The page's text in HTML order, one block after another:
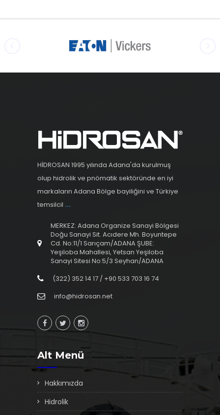
HİDROSAN 1995 yılında Adana'da kurulmuş
olup hidrolik ve pnömatik sektöründe en iyi
markaların Adana Bölge bayiliğini ve Türkiye
temsilcil ...
MERKEZ: Adana Organize Sanayi Bölgesi
Doğu Sanayi Sit. Acıdere Mh. Boyuntepe
Cd. No:11/1 Sarıçam/ADANA ŞUBE:
Yeşiloba Mahallesi, Yetsan Yeşiloba
Sanayi Sitesi No:5/3 Seyhan/ADANA
(322) 352 14 17 / +90 533 703 16 74
info@hidrosan.net
Alt Menü
Hakkımızda
Hidrolik